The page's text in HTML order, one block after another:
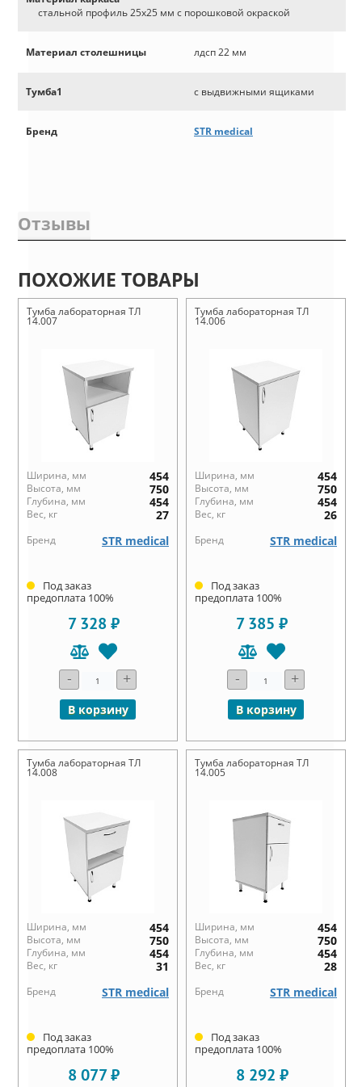
стальной профиль 25х25 мм с порошковой окраской
Материал столешницы лдсп 22 мм
Тумба1 с выдвижными ящиками
Бренд STR medical
Отзывы
ПОХОЖИЕ ТОВАРЫ
Тумба лабораторная ТЛ
14.007
Ширина, мм 454
Высота, мм 750
Глубина, мм 454
Вес, кг 27
Бренд STR medical
Под заказ
предоплата 100%
7 328 ₽
- +
В корзину
Тумба лабораторная ТЛ
14.006
Ширина, мм 454
Высота, мм 750
Глубина, мм 454
Вес, кг 26
Бренд STR medical
Под заказ
предоплата 100%
7 385 ₽
- +
В корзину
Тумба лабораторная ТЛ
14.008
Ширина, мм 454
Высота, мм 750
Глубина, мм 454
Вес, кг 31
Бренд STR medical
Под заказ
предоплата 100%
8 077 ₽
Тумба лабораторная ТЛ
14.005
Ширина, мм 454
Высота, мм 750
Глубина, мм 454
Вес, кг 28
Бренд STR medical
Под заказ
предоплата 100%
8 292 ₽